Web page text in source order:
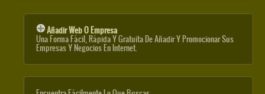
Añadir Web O Empresa
Una Forma Fácil, Rápida Y Gratuita De Añadir Y Promocionar Sus
Empresas Y Negocios En Internet.